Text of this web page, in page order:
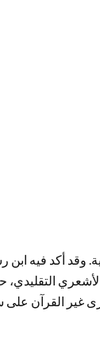
وقد أكد فيه ابن
غير القرآن على